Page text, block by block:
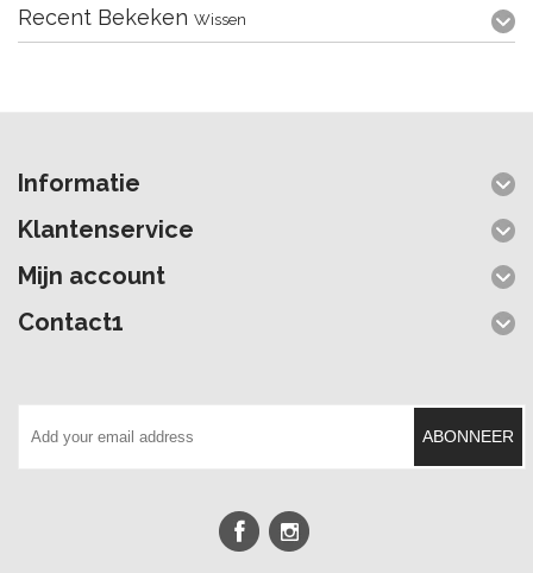
Recent Bekeken Wissen
Informatie
Klantenservice
Mijn account
Contact1
ABONNEER